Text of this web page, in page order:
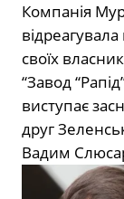
Компанія
своїх
“Завод
виступає
друг
Вадим